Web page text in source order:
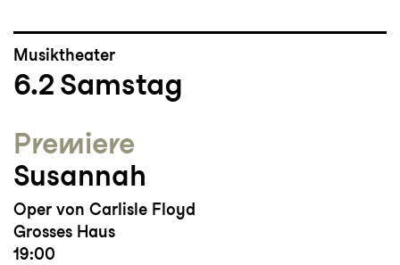
Musiktheater
6.2 Samstag
Premiere
Susannah
Oper von Carlisle Floyd
Grosses Haus
19:00